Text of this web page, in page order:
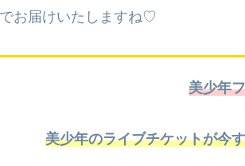
でお届けいたしますね♡
美少年
美少年のライブチケットが今